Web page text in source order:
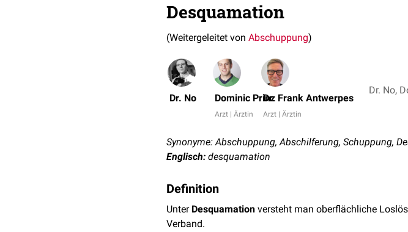
Desquamation
(Weitergeleitet von Abschuppung)
Dr. No Dominic Prinz
Arzt | Ärztin
Dr. Frank Antwerpes
Arzt | Ärztin
Synonyme: Abschuppung, Abschilferung, Schuppung,
Englisch: desquamation
Definition
Unter Desquamation versteht man oberflächliche
Verband.